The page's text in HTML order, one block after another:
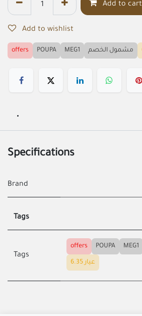
Add to cart
Add to wishlist
offers POUPA MEG1 مشمول الخصم
Specifications
Brand
Tags
Tags
offers POUPA MEG1
عيار 6.35